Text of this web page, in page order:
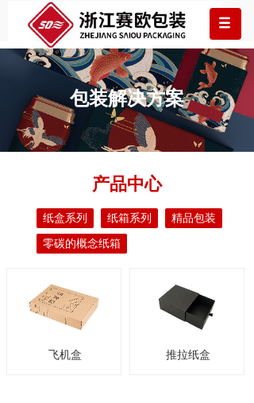
包装解决方案
飞机盒 推拉纸盒
纸盒系列 纸箱系列
精品包装
零碳的概念纸箱
产品中心